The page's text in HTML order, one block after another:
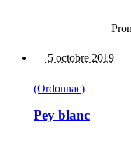
5 octobre 2019
(Ordonnac)
Pey blanc